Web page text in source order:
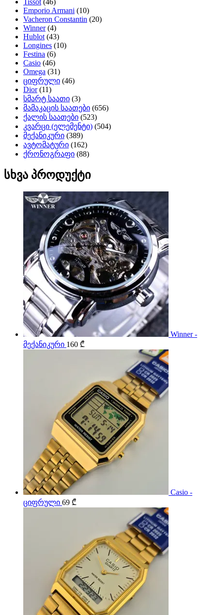
Tissot (46)
Emporio Armani (10)
Vacheron Constantin (20)
Winner (4)
Hublot (43)
Longines (10)
Festina (6)
Casio (46)
Omega (31)
ციფრული (46)
Dior (11)
სმარტ საათი (3)
მამაკაცის საათები (656)
ქალის საათები (523)
კვარცი (ელემენტი) (504)
მექანიკური (389)
ავტომატური (162)
ქრონოგრაფი (88)
სხვა პროდუქტი
Winner -
მექანიკური 160 ₾
Casio -
ციფრული 69 ₾